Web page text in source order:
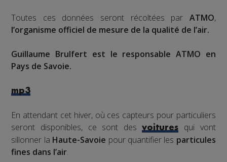
Toutes ces données seront récoltées par ATMO,
l’organisme officiel de mesure de la qualité de l’air.
Guillaume Brulfert est le responsable ATMO en
Pays de Savoie.
mp3
En attendant cet hiver, où ces capteurs pour particuliers
seront disponibles, ce sont des
voitures
qui vont
sillonner la Haute-Savoie pour quantifier les particules
fines dans l’air.